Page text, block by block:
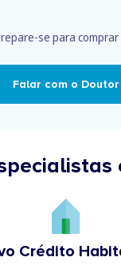
se para comprar
Falar com o Doutor
Crédito